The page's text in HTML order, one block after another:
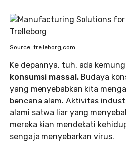
Source: trelleborg,com
Ke depannya, tuh, ada
konsumsi massal. Budaya
yang menyebabkan kita
bencana alam. Aktivitas
alami satwa liar yang
mereka kian mendekati
sengaja menyebarkan virus.